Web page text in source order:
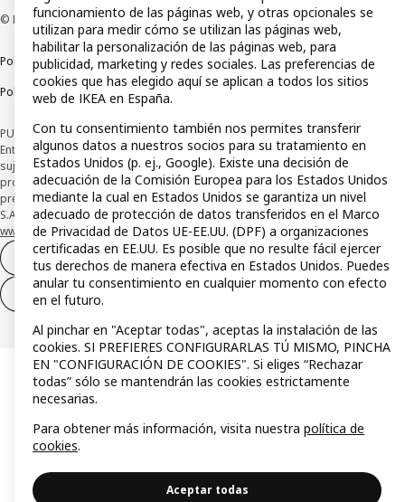
© Inter IKEA Systems B.V 1999-2026
Política de privacidadPolítica de cookiesTérminos y condiciones
Política de divulgación responsable
PUBLICIDAD: *Financiación a través de la tarjeta IKEA VISA emitida por la
Entidad de Pago híbrida CaixaBank Payments & Consumer, E.F.C., E.P., S.A.U., y
sujeta a su organización. La entidad ha escogido como sistema de
protección de los fondos recibidos de usuarios de servicios de pago que
presta su depósito en una cuenta bancaria separada abierta en CaixaBank,
S.A. Conoce más acerca de las formas de pago de tu tarjeta aquí:
www.caixabankpc.com/es/productos. ​
Desistimiento del contrato
Desistimiento de solo servicios
funcionamiento de las páginas web, y otras opcionales se
utilizan para medir cómo se utilizan las páginas web,
habilitar la personalización de las páginas web, para
publicidad, marketing y redes sociales. Las preferencias de
cookies que has elegido aquí se aplican a todos los sitios
web de IKEA en España.
Con tu consentimiento también nos permites transferir
algunos datos a nuestros socios para su tratamiento en
Estados Unidos (p. ej., Google). Existe una decisión de
adecuación de la Comisión Europea para los Estados Unidos
mediante la cual en Estados Unidos se garantiza un nivel
adecuado de protección de datos transferidos en el Marco
de Privacidad de Datos UE-EE.UU. (DPF) a organizaciones
certificadas en EE.UU. Es posible que no resulte fácil ejercer
tus derechos de manera efectiva en Estados Unidos. Puedes
anular tu consentimiento en cualquier momento con efecto
en el futuro.
Al pinchar en "Aceptar todas", aceptas la instalación de las
cookies. SI PREFIERES CONFIGURARLAS TÚ MISMO, PINCHA
EN "CONFIGURACIÓN DE COOKIES". Si eliges “Rechazar
todas” sólo se mantendrán las cookies estrictamente
necesarias.
Para obtener más información, visita nuestra política de
cookies.
Aceptar todas